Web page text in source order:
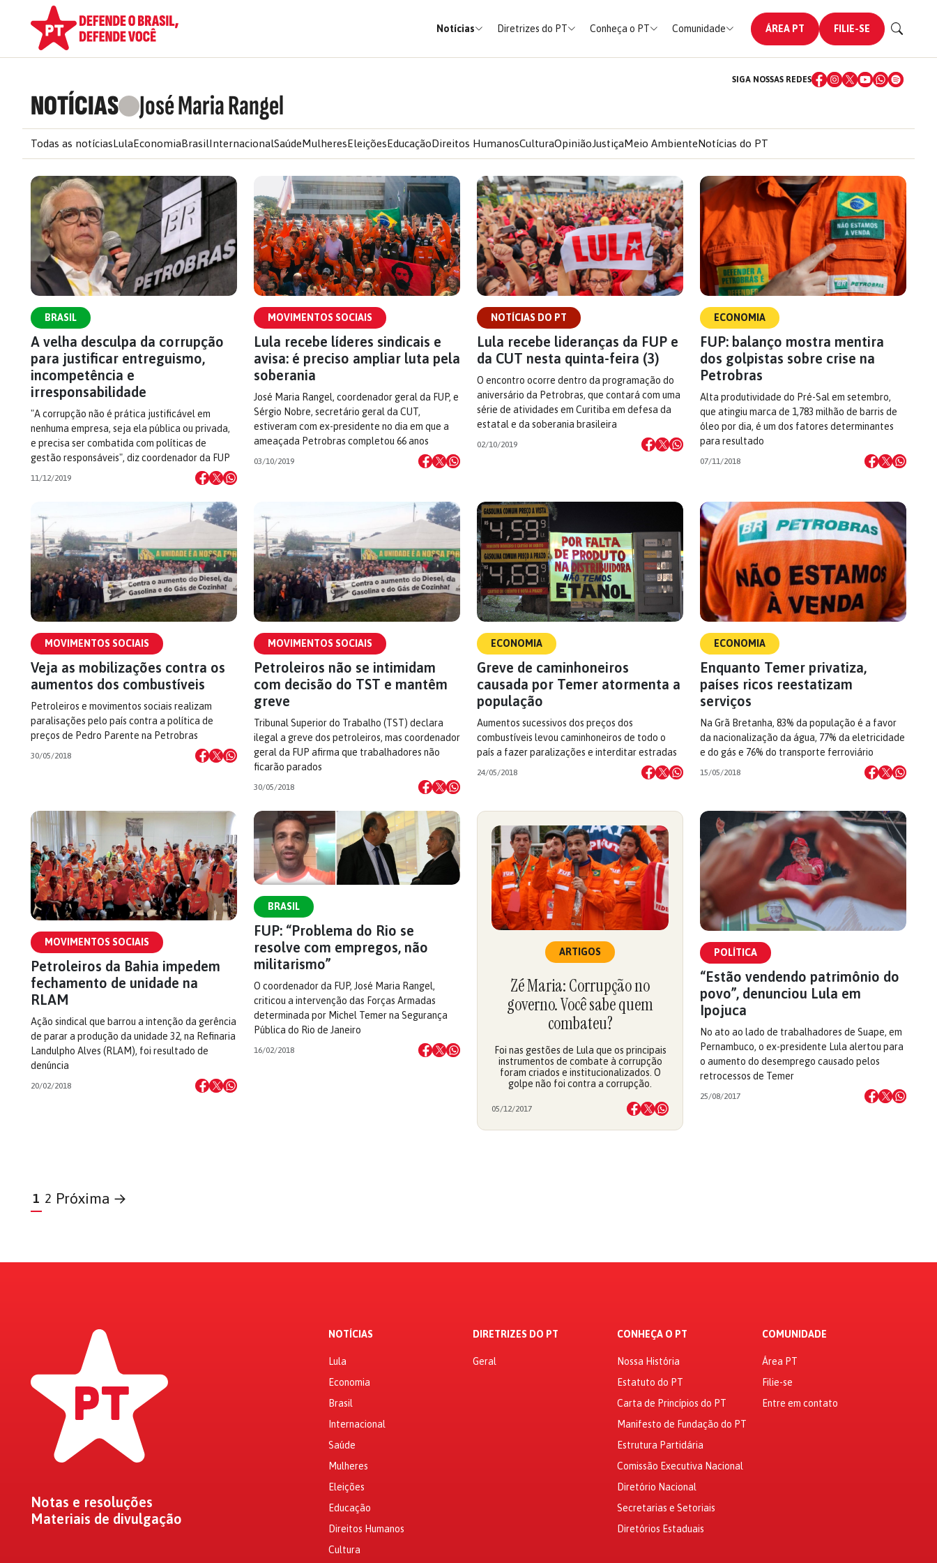
Notícias Diretrizes do PT Conheça o PT Comunidade ÁREA PT FILIE-SE
NOTÍCIAS José Maria Rangel
SIGA NOSSAS REDES
Todas as notíciasLulaEconomiaBrasilInternacionalSaúdeMulheresEleiçõesEducaçãoDireitos HumanosCulturaOpiniãoJustiçaMeio AmbienteNotícias do PT
BRASIL
A velha desculpa da corrupção
para justificar entreguismo,
incompetência e
irresponsabilidade
"A corrupção não é prática justificável em
nenhuma empresa, seja ela pública ou privada,
e precisa ser combatida com políticas de
gestão responsáveis", diz coordenador da FUP
11/12/2019
MOVIMENTOS SOCIAIS
Lula recebe líderes sindicais e
avisa: é preciso ampliar luta pela
soberania
José Maria Rangel, coordenador geral da FUP, e
Sérgio Nobre, secretário geral da CUT,
estiveram com ex-presidente no dia em que a
ameaçada Petrobras completou 66 anos
03/10/2019
NOTÍCIAS DO PT
Lula recebe lideranças da FUP e
da CUT nesta quinta-feira (3)
O encontro ocorre dentro da programação do
aniversário da Petrobras, que contará com uma
série de atividades em Curitiba em defesa da
estatal e da soberania brasileira
02/10/2019
ECONOMIA
FUP: balanço mostra mentira
dos golpistas sobre crise na
Petrobras
Alta produtividade do Pré-Sal em setembro,
que atingiu marca de 1,783 milhão de barris de
óleo por dia, é um dos fatores determinantes
para resultado
07/11/2018
MOVIMENTOS SOCIAIS
Veja as mobilizações contra os
aumentos dos combustíveis
Petroleiros e movimentos sociais realizam
paralisações pelo país contra a política de
preços de Pedro Parente na Petrobras
30/05/2018
MOVIMENTOS SOCIAIS
Petroleiros não se intimidam
com decisão do TST e mantêm
greve
Tribunal Superior do Trabalho (TST) declara
ilegal a greve dos petroleiros, mas coordenador
geral da FUP afirma que trabalhadores não
ficarão parados
30/05/2018
ECONOMIA
Greve de caminhoneiros
causada por Temer atormenta a
população
Aumentos sucessivos dos preços dos
combustíveis levou caminhoneiros de todo o
país a fazer paralizações e interditar estradas
24/05/2018
ECONOMIA
Enquanto Temer privatiza,
países ricos reestatizam
serviços
Na Grã Bretanha, 83% da população é a favor
da nacionalização da água, 77% da eletricidade
e do gás e 76% do transporte ferroviário
15/05/2018
MOVIMENTOS SOCIAIS
Petroleiros da Bahia impedem
fechamento de unidade na
RLAM
Ação sindical que barrou a intenção da gerência
de parar a produção da unidade 32, na Refinaria
Landulpho Alves (RLAM), foi resultado de
denúncia
20/02/2018
BRASIL
FUP: “Problema do Rio se
resolve com empregos, não
militarismo”
O coordenador da FUP, José Maria Rangel,
criticou a intervenção das Forças Armadas
determinada por Michel Temer na Segurança
Pública do Rio de Janeiro
16/02/2018
ARTIGOS
Zé Maria: Corrupção no
governo. Você sabe quem
combateu?
Foi nas gestões de Lula que os principais
instrumentos de combate à corrupção
foram criados e institucionalizados. O
golpe não foi contra a corrupção.
05/12/2017
POLÍTICA
“Estão vendendo patrimônio do
povo”, denunciou Lula em
Ipojuca
No ato ao lado de trabalhadores de Suape, em
Pernambuco, o ex-presidente Lula alertou para
o aumento do desemprego causado pelos
retrocessos de Temer
25/08/2017
1 2 Próxima →
Notas e resoluções
Materiais de divulgação
NOTÍCIAS
Lula
Economia
Brasil
Internacional
Saúde
Mulheres
Eleições
Educação
Direitos Humanos
Cultura
DIRETRIZES DO PT
Geral
CONHEÇA O PT
Nossa História
Estatuto do PT
Carta de Princípios do PT
Manifesto de Fundação do PT
Estrutura Partidária
Comissão Executiva Nacional
Diretório Nacional
Secretarias e Setoriais
Diretórios Estaduais
COMUNIDADE
Área PT
Filie-se
Entre em contato